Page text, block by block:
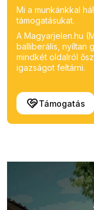
Mi a munkánkkal
támogatásukat.
A Magyarjelen.hu
balliberális, nyíltan
mindkét oldalról
igazságot feltárni.
Támogatás